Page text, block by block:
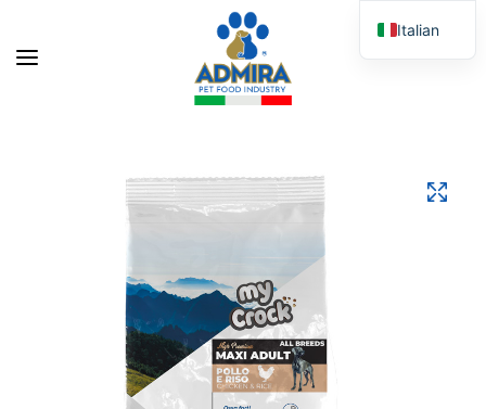
Italian